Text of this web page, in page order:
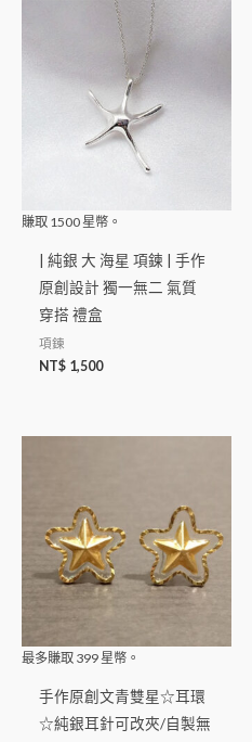
賺取 1500 星幣。
| 純銀 大 海星 項鍊 | 手作
原創設計 獨一無二 氣質
穿搭 禮盒
項鍊
NT$ 1,500
最多賺取 399 星幣。
手作原創文青雙星☆耳環
☆純銀耳針可改夾/自製無